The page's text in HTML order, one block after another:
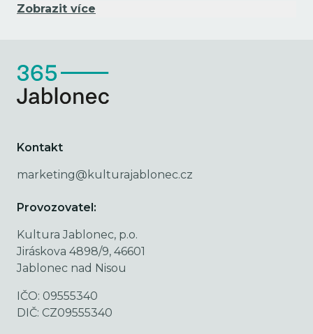
Zobrazit více
Kontakt
marketing@kulturajablonec.cz
Provozovatel:
Kultura Jablonec, p.o.
Jiráskova 4898/9, 46601
Jablonec nad Nisou
IČO: 09555340
DIČ: CZ09555340